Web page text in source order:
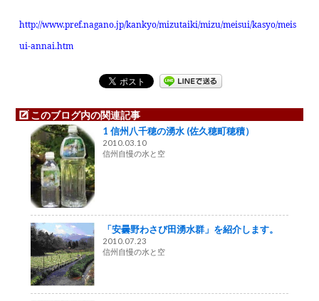
http://www.pref.nagano.jp/kankyo/mizutaiki/mizu/meisui/kasyo/meis
ui-annai.htm
このブログ内の関連記事
1 信州八千穂の湧水 (佐久穂町穂積）
2010.03.10
信州自慢の水と空
「安曇野わさび田湧水群」を紹介します。
2010.07.23
信州自慢の水と空